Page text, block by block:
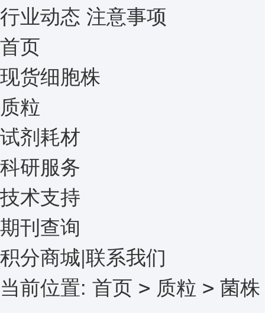
行业动态 注意事项
首页
现货细胞株
质粒
试剂耗材
科研服务
技术支持
期刊查询
积分商城|联系我们
当前位置: 首页 > 质粒 > 菌株